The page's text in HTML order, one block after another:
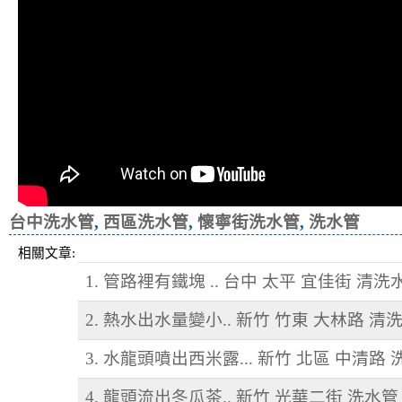
台中洗水管, 西區洗水管, 懷寧街洗水管, 洗水管
相關文章:
1. 管路裡有鐵塊 .. 台中 太平 宜佳街 清洗
2. 熱水出水量變小.. 新竹 竹東 大林路 清
3. 水龍頭噴出西米露... 新竹 北區 中清路
4. 龍頭流出冬瓜茶.. 新竹 光華二街 洗水管